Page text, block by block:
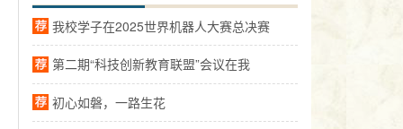
我校学子在2025世界机器人大赛总决赛
第二期“科技创新教育联盟”会议在我
初心如磐，一路生花